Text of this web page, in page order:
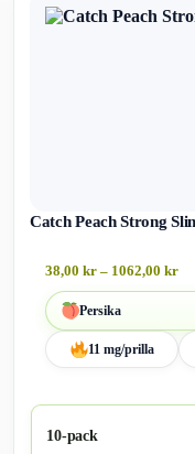
Catch Peach Strong
38,00 kr – 1062,00 kr
Persika
11 mg/prilla
10-pack